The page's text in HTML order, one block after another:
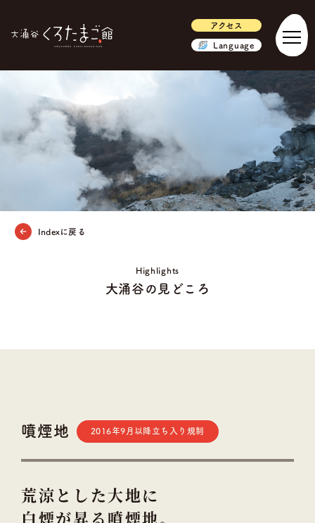
アクセス
Language
Indexに戻る
Highlights
大涌谷の見どころ
噴煙地 2016年9月以降立ち入り規制
荒涼とした大地に
白煙が昇る噴煙地。